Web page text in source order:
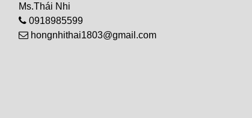
Ms.Thái Nhi
0918985599
hongnhithai1803@gmail.com